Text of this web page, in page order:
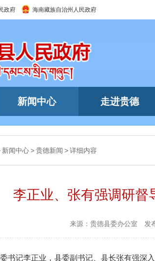
政府 海南藏族自治州人民政府
新闻中心 走进贵德
新闻中心>贵德新闻 >详细内容
李正业、张有强调研督
来源：贵德县委办公室 发
书记李正业，县委副书记、县长张有强深